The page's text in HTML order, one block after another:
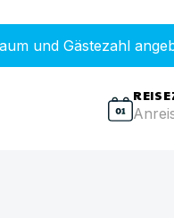
und Gästezahl